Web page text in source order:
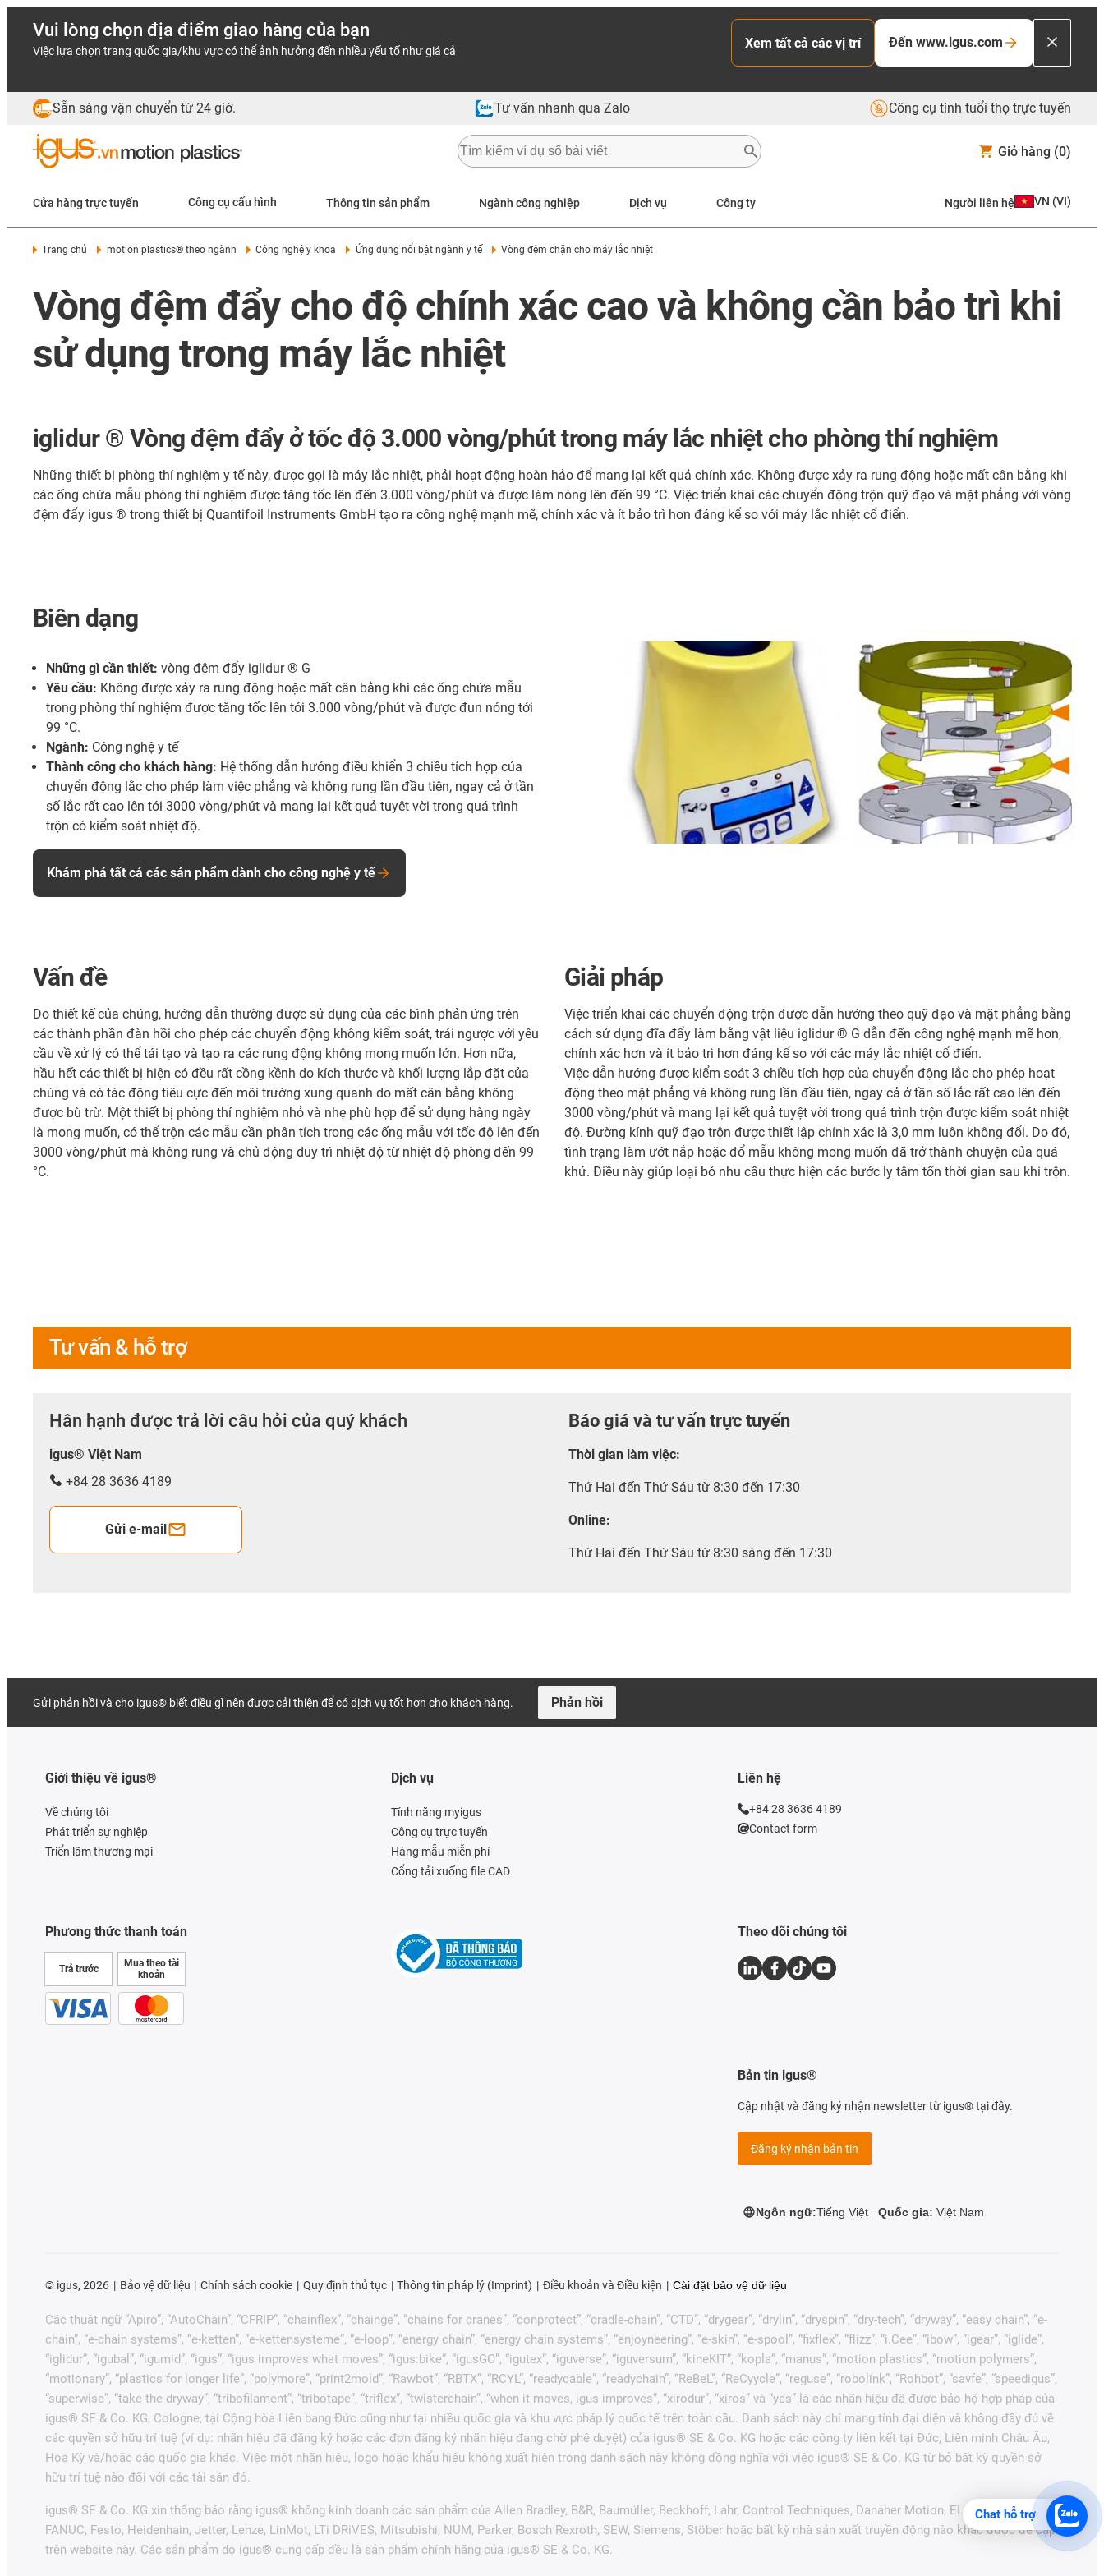
Vui lòng chọn địa điểm giao hàng của bạn
Việc lựa chọn trang quốc gia/khu vực có thể ảnh hưởng đến nhiều yếu tố như giá cả
Xem tất cả các vị trí Đến www.igus.com
Sẵn sàng vận chuyển từ 24 giờ. Tư vấn nhanh qua Zalo Công cụ tính tuổi thọ trực tuyến
Giỏ hàng (0)
Cửa hàng trực tuyến Công cụ cấu hình Thông tin sản phẩm Ngành công nghiệp Dịch vụ Công ty Người liên hệ VN (VI)
Trang chủ motion plastics® theo ngành Công nghệ y khoa Ứng dụng nổi bật ngành y tế Vòng đệm chặn cho máy lắc nhiệt
Vòng đệm đẩy cho độ chính xác cao và không cần bảo trì khi
sử dụng trong máy lắc nhiệt
iglidur ® Vòng đệm đẩy ở tốc độ 3.000 vòng/phút trong máy lắc nhiệt cho phòng thí nghiệm
Những thiết bị phòng thí nghiệm y tế này, được gọi là máy lắc nhiệt, phải hoạt động hoàn hảo để mang lại kết quả chính xác. Không được xảy ra rung động hoặc mất cân bằng khi
các ống chứa mẫu phòng thí nghiệm được tăng tốc lên đến 3.000 vòng/phút và được làm nóng lên đến 99 °C. Việc triển khai các chuyển động trộn quỹ đạo và mặt phẳng với vòng
đệm đẩy igus ® trong thiết bị Quantifoil Instruments GmbH tạo ra công nghệ mạnh mẽ, chính xác và ít bảo trì hơn đáng kể so với máy lắc nhiệt cổ điển.
Biên dạng
Những gì cần thiết: vòng đệm đẩy iglidur ® G
Yêu cầu: Không được xảy ra rung động hoặc mất cân bằng khi các ống chứa mẫu
trong phòng thí nghiệm được tăng tốc lên tới 3.000 vòng/phút và được đun nóng tới
99 °C.
Ngành: Công nghệ y tế
Thành công cho khách hàng: Hệ thống dẫn hướng điều khiển 3 chiều tích hợp của
chuyển động lắc cho phép làm việc phẳng và không rung lần đầu tiên, ngay cả ở tần
số lắc rất cao lên tới 3000 vòng/phút và mang lại kết quả tuyệt vời trong quá trình
trộn có kiểm soát nhiệt độ.
Khám phá tất cả các sản phẩm dành cho công nghệ y tế
Vấn đề
Do thiết kế của chúng, hướng dẫn thường được sử dụng của các bình phản ứng trên
các thành phần đàn hồi cho phép các chuyển động không kiểm soát, trái ngược với yêu
cầu về xử lý có thể tái tạo và tạo ra các rung động không mong muốn lớn. Hơn nữa,
hầu hết các thiết bị hiện có đều rất cồng kềnh do kích thước và khối lượng lắp đặt của
chúng và có tác động tiêu cực đến môi trường xung quanh do mất cân bằng không
được bù trừ. Một thiết bị phòng thí nghiệm nhỏ và nhẹ phù hợp để sử dụng hàng ngày
là mong muốn, có thể trộn các mẫu cần phân tích trong các ống mẫu với tốc độ lên đến
3000 vòng/phút mà không rung và chủ động duy trì nhiệt độ từ nhiệt độ phòng đến 99
°C.
Giải pháp
Việc triển khai các chuyển động trộn được dẫn hướng theo quỹ đạo và mặt phẳng bằng
cách sử dụng đĩa đẩy làm bằng vật liệu iglidur ® G dẫn đến công nghệ mạnh mẽ hơn,
chính xác hơn và ít bảo trì hơn đáng kể so với các máy lắc nhiệt cổ điển.
Việc dẫn hướng được kiểm soát 3 chiều tích hợp của chuyển động lắc cho phép hoạt
động theo mặt phẳng và không rung lần đầu tiên, ngay cả ở tần số lắc rất cao lên đến
3000 vòng/phút và mang lại kết quả tuyệt vời trong quá trình trộn được kiểm soát nhiệt
độ. Đường kính quỹ đạo trộn được thiết lập chính xác là 3,0 mm luôn không đổi. Do đó,
tình trạng làm ướt nắp hoặc đổ mẫu không mong muốn đã trở thành chuyện của quá
khứ. Điều này giúp loại bỏ nhu cầu thực hiện các bước ly tâm tốn thời gian sau khi trộn.
Tư vấn & hỗ trợ
Hân hạnh được trả lời câu hỏi của quý khách
igus® Việt Nam
+84 28 3636 4189
Gửi e-mail
Báo giá và tư vấn trực tuyến
Thời gian làm việc:
Thứ Hai đến Thứ Sáu từ 8:30 đến 17:30
Online:
Thứ Hai đến Thứ Sáu từ 8:30 sáng đến 17:30
Gửi phản hồi và cho igus® biết điều gì nên được cải thiện để có dịch vụ tốt hơn cho khách hàng. Phản hồi
Giới thiệu về igus®
Về chúng tôi
Phát triển sự nghiệp
Triển lãm thương mại
Phương thức thanh toán
Trả trước
Mua theo tài
khoản
Dịch vụ
Tính năng myigus
Công cụ trực tuyến
Hàng mẫu miễn phí
Cổng tải xuống file CAD
Liên hệ
+84 28 3636 4189
Contact form
Theo dõi chúng tôi
Bản tin igus®
Cập nhật và đăng ký nhận newsletter từ igus® tại đây.
Đăng ký nhận bản tin
Ngôn ngữ:Tiếng Việt Quốc gia: Việt Nam
© igus, 2026 Bảo vệ dữ liệu Chính sách cookie Quy định thủ tục Thông tin pháp lý (Imprint) Điều khoản và Điều kiện Cài đặt bảo vệ dữ liệu
Các thuật ngữ “Apiro”, “AutoChain”, “CFRIP”, “chainflex”, “chainge”, “chains for cranes”, “conprotect”, “cradle-chain”, “CTD”, “drygear”, “drylin”, “dryspin”, “dry-tech”, “dryway”, “easy chain”, “e-
chain”, “e-chain systems”, “e-ketten”, “e-kettensysteme”, “e-loop”, “energy chain”, “energy chain systems”, “enjoyneering”, “e-skin”, “e-spool”, “fixflex”, “flizz”, “i.Cee”, “ibow”, “igear”, “iglide”,
“iglidur”, “igubal”, “igumid”, “igus”, “igus improves what moves”, “igus:bike”, “igusGO”, “igutex”, “iguverse”, “iguversum”, “kineKIT”, “kopla”, “manus”, “motion plastics”, “motion polymers”,
“motionary”, “plastics for longer life”, “polymore”, “print2mold”, “Rawbot”, “RBTX”, “RCYL”, “readycable”, “readychain”, “ReBeL”, “ReCyycle”, “reguse”, “robolink”, “Rohbot”, “savfe”, “speedigus”,
“superwise”, “take the dryway”, “tribofilament”, “tribotape”, “triflex”, “twisterchain”, “when it moves, igus improves”, “xirodur”, “xiros” và “yes” là các nhãn hiệu đã được bảo hộ hợp pháp của
igus® SE & Co. KG, Cologne, tại Cộng hòa Liên bang Đức cũng như tại nhiều quốc gia và khu vực pháp lý quốc tế trên toàn cầu. Danh sách này chỉ mang tính đại diện và không đầy đủ về
các quyền sở hữu trí tuệ (ví dụ: nhãn hiệu đã đăng ký hoặc các đơn đăng ký nhãn hiệu đang chờ phê duyệt) của igus® SE & Co. KG hoặc các công ty liên kết tại Đức, Liên minh Châu Âu,
Hoa Kỳ và/hoặc các quốc gia khác. Việc một nhãn hiệu, logo hoặc khẩu hiệu không xuất hiện trong danh sách này không đồng nghĩa với việc igus® SE & Co. KG từ bỏ bất kỳ quyền sở
hữu trí tuệ nào đối với các tài sản đó.
igus® SE & Co. KG xin thông báo rằng igus® không kinh doanh các sản phẩm của Allen Bradley, B&R, Baumüller, Beckhoff, Lahr, Control Techniques, Danaher Motion, ELAU, FAGOR,
FANUC, Festo, Heidenhain, Jetter, Lenze, LinMot, LTi DRiVES, Mitsubishi, NUM, Parker, Bosch Rexroth, SEW, Siemens, Stöber hoặc bất kỳ nhà sản xuất truyền động nào khác được đề cập
trên website này. Các sản phẩm do igus® cung cấp đều là sản phẩm chính hãng của igus® SE & Co. KG.
Chat hỗ trợ